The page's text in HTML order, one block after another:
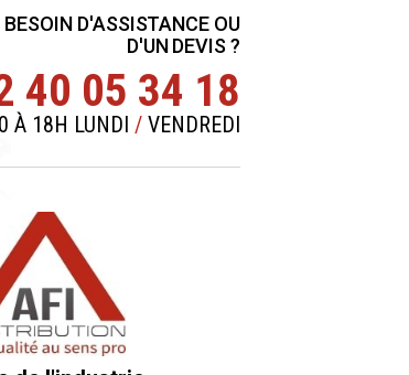
D'ASSISTANCE OU
D'UN DEVIS ?
40 05 34 18
À 18H LUNDI / VENDREDI